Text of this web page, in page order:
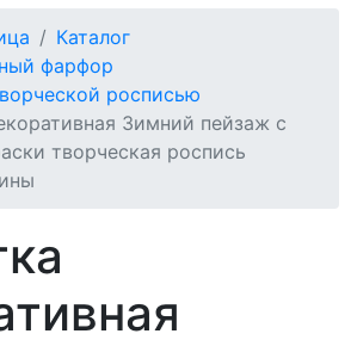
Каталог
фарфор
росписью
Зимний пейзаж с
творческая роспись